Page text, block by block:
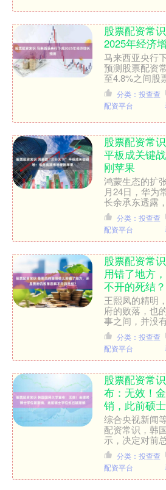
股票配资常
2025年经济
马来西亚央行
预测股票配资
至4.8%之间股
预期的4.5%至
2025年的通....
分类：投查查
配资平台
股票配资常
平板成关键
刚苹果
鸿蒙生态的扩
月24日，华为
长余承东透露
5（鸿蒙5）的
资常识，系统
分类：投查查
配资平台
股票配资常
用错了地方
不开的死结？
王熙凤的精明
府的败落，也
事之间，并没
崩的时候，没
但你不会真的
分类：投查查
配资平台
股票配资常
布：无效！
销，此前硕
综合央视新闻
配资常识，韩
示，决定对前
博士学历和学
学方面表示，
分类：投查查
配资平台